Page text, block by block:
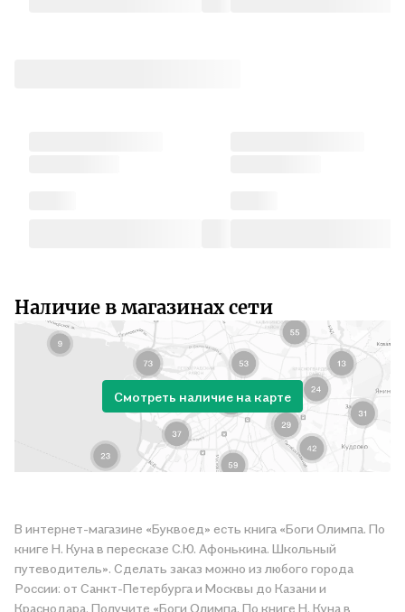
Наличие в магазинах сети
Смотреть наличие на карте
В интернет-магазине «Буквоед» есть книга «Боги Олимпа. По
книге Н. Куна в пересказе С.Ю. Афонькина. Школьный
путеводитель». Сделать заказ можно из любого города
России: от Санкт-Петербурга и Москвы до Казани и
Краснодара. Получите «Боги Олимпа. По книге Н. Куна в